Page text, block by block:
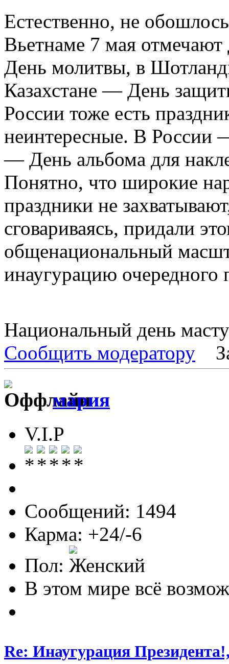
Естественно, не
Вьетнаме 7 мая
День молитвы, в
Казахстане — День
России тоже есть
неинтересные. В
— День альбома для
Понятно, что широкие
праздники не
сговариваясь, придали
общенациональный
инаугурацию
Национальный день
Сообщить модератору
мария
V.I.P
Сообщений: 1494
Карма: +24/-6
Пол:
В этом мире всё
Re: Инаугурация